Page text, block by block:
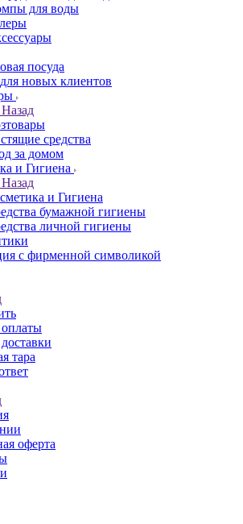
для воды
посуда
новых клиентов
Назад
средства
за домом
и Гигиена
Назад
и Гигиена
бумажной гигиены
личной гигиены
с фирменной символикой
тара
оферта